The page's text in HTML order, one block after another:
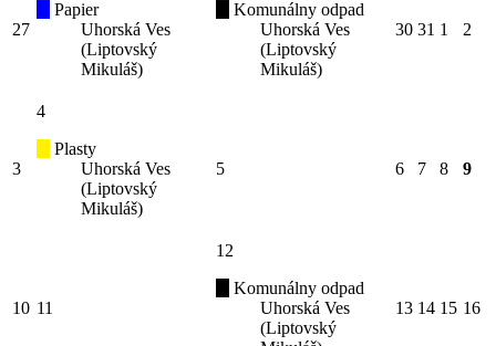
27
Papier
Uhorská Ves
(Liptovský
Mikuláš)
Komunálny odpad
Uhorská Ves
(Liptovský
Mikuláš)
30 31 1 2
3
4
Plasty
Uhorská Ves
(Liptovský
Mikuláš)
5 6 7 8 9
10 11
12
Komunálny odpad
Uhorská Ves
(Liptovský
13 14 15 16